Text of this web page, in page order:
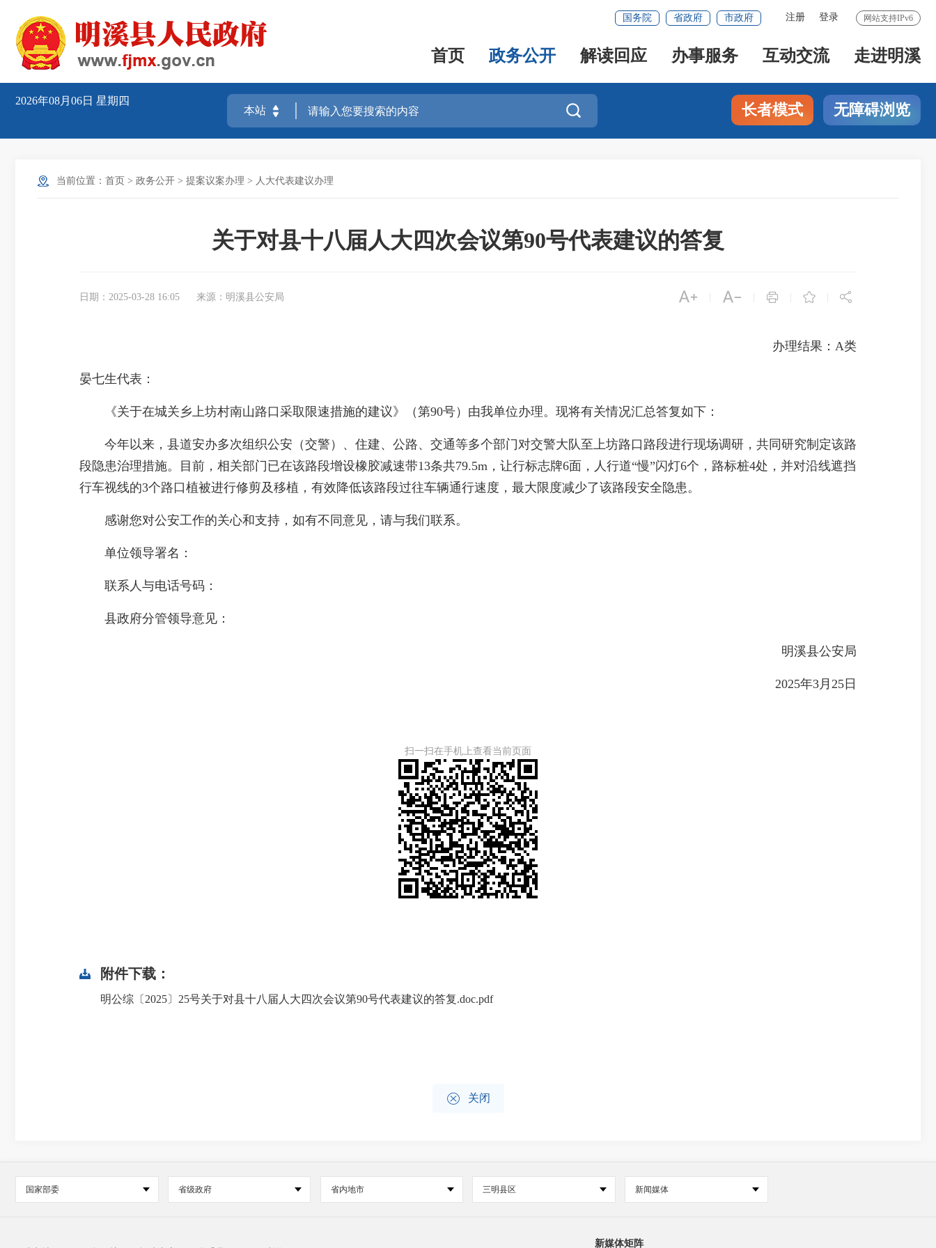
网站支持IPv6
注册 登录
国务院 省政府 市政府
首页 政务公开 解读回应 办事服务 互动交流 走进明溪
2026年08月06日 星期四
 长者模式 无障碍浏览
当前位置： 首页 > 政务公开 > 提案议案办理 > 人大代表建议办理
关于对县十八届人大四次会议第90号代表建议的答复
日期：2025-03-28 16:05 来源：明溪县公安局     
办理结果：A类
晏七生代表：
《关于在城关乡上坊村南山路口采取限速措施的建议》（第90号）由我单位办理。现将有关情况汇总答复如下：
今年以来，县道安办多次组织公安（交警）、住建、公路、交通等多个部门对交警大队至上坊路口路段进行现场调研，共同研究制定该路
段隐患治理措施。目前，相关部门已在该路段增设橡胶减速带13条共79.5m，让行标志牌6面，人行道“慢”闪灯6个，路标桩4处，并对沿线遮挡
行车视线的3个路口植被进行修剪及移植，有效降低该路段过往车辆通行速度，最大限度减少了该路段安全隐患。
感谢您对公安工作的关心和支持，如有不同意见，请与我们联系。
单位领导署名：
联系人与电话号码：
县政府分管领导意见：
明溪县公安局
2025年3月25日
扫一扫在手机上查看当前页面
附件下载：
明公综〔2025〕25号关于对县十八届人大四次会议第90号代表建议的答复.doc.pdf
 关闭
国家部委 省级政府 省内地市 三明县区 新闻媒体
新媒体矩阵